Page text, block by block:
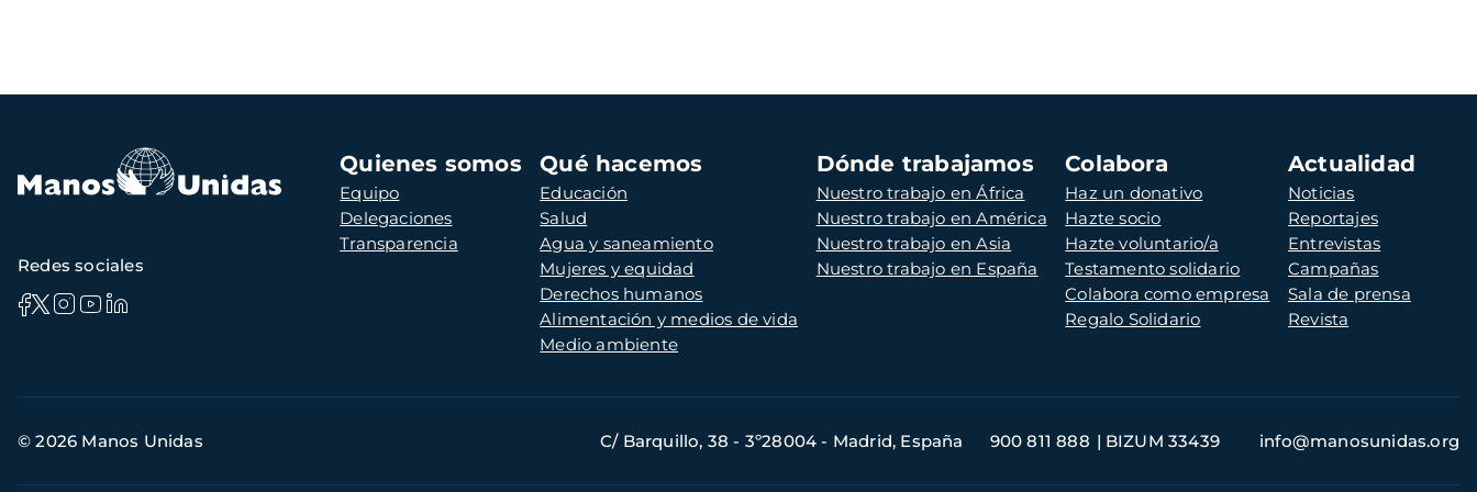
Navegación
principal
Quienes somos
Equipo
Delegaciones
Transparencia
Qué hacemos
Educación
Salud
Agua y saneamiento
Mujeres y equidad
Derechos humanos
Alimentación y medios de vida
Medio ambiente
Dónde trabajamos
Nuestro trabajo en África
Nuestro trabajo en América
Nuestro trabajo en Asia
Nuestro trabajo en España
Colabora
Haz un donativo
Hazte socio
Hazte voluntario/a
Testamento solidario
Colabora como empresa
Regalo Solidario
Actualidad
Noticias
Reportajes
Entrevistas
Campañas
Sala de prensa
Revista
Redes sociales
de
© 2026 Manos Unidas C/ Barquillo, 38 - 3º28004 - Madrid, España 900 811 888 BIZUM 33439 info@manosunidas.org